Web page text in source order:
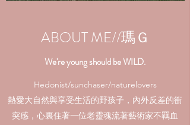
ABOUT ME//瑪Ｇ
We're young should be WILD.
Hedonist/sunchaser/naturelovers
熱愛大自然與享受生活的野孩子，內外反差的衝
突感，心裏住著一位老靈魂流著藝術家不羈血